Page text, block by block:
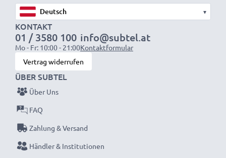
Entscheiden Sie sich für CELLONIC und machen Sie
keine Abstriche bei der Qualität!
▾
KONTAKT
01 / 3580 100
Mo - Fr: 10:00 - 21:00
info@subtel.at
Kontaktformular
Vertrag widerrufen
ÜBER SUBTEL
Über Uns
FAQ
Zahlung & Versand
Händler & Institutionen